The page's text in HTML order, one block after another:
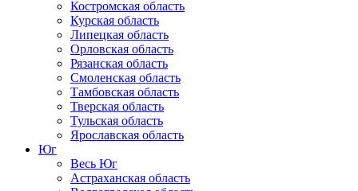
Костромская область
Курская область
Липецкая область
Орловская область
Рязанская область
Смоленская область
Тамбовская область
Тверская область
Тульская область
Ярославская область
Юг
Весь Юг
Астраханская область